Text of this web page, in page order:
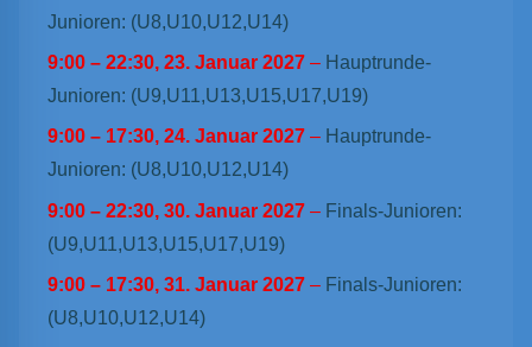
Junioren: (U8,U10,U12,U14)
9:00 – 22:30, 23. Januar 2027 – Hauptrunde-
Junioren: (U9,U11,U13,U15,U17,U19)
9:00 – 17:30, 24. Januar 2027 – Hauptrunde-
Junioren: (U8,U10,U12,U14)
9:00 – 22:30, 30. Januar 2027 – Finals-Junioren:
(U9,U11,U13,U15,U17,U19)
9:00 – 17:30, 31. Januar 2027 – Finals-Junioren:
(U8,U10,U12,U14)